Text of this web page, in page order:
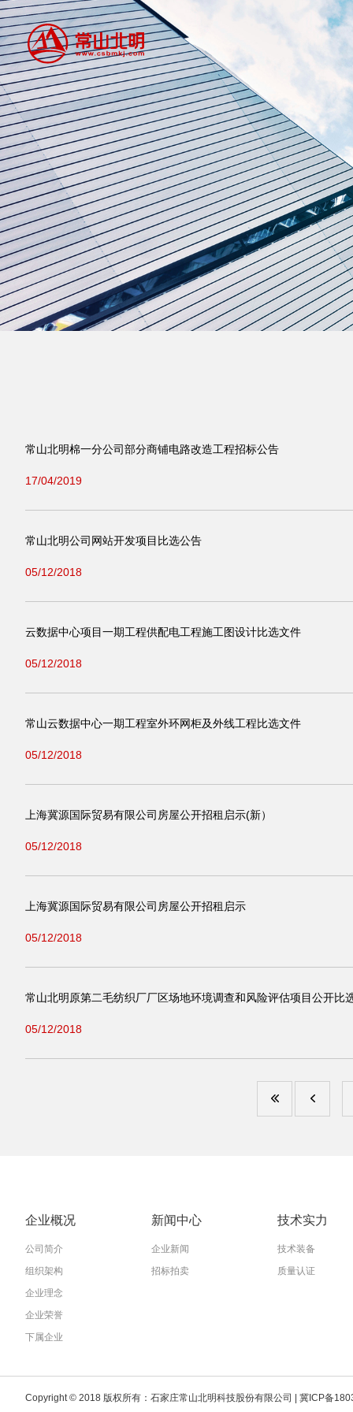
常山北明棉一分公司部分商铺电路改造工程招标公告
17/04/2019
常山北明公司网站开发项目比选公告
05/12/2018
云数据中心项目一期工程供配电工程施工图设计比选文件
05/12/2018
常山云数据中心一期工程室外环网柜及外线工程比选文件
05/12/2018
上海冀源国际贸易有限公司房屋公开招租启示(新）
05/12/2018
上海冀源国际贸易有限公司房屋公开招租启示
05/12/2018
常山北明原第二毛纺织厂厂区场地环境调查和风险评估项目公开比
05/12/2018
企业概况
公司简介
组织架构
企业理念
企业荣誉
下属企业
新闻中心
企业新闻
招标拍卖
技术实力
技术装备
质量认证
Copyright © 2018 版权所有：石家庄常山北明科技股份有限公司 | 冀ICP备